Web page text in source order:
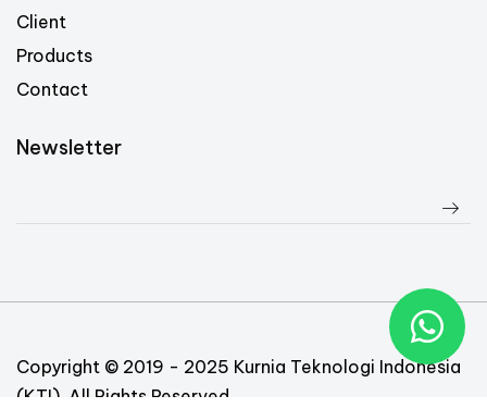
Client
Products
Contact
Newsletter
Copyright © 2019 - 2025 Kurnia Teknologi Indonesia
(KTI). All Rights Reserved